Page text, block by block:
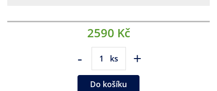
2590 Kč
- ks +
Do košíku